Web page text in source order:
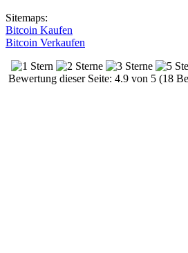
Sitemaps:
Bitcoin Kaufen
Bitcoin Verkaufen
Bewertung dieser Seite: 4.9 von 5 (18